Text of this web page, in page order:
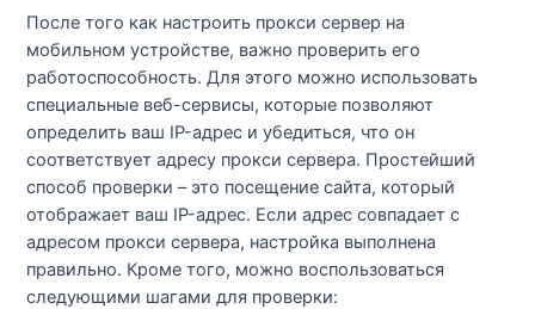
После того как настроить прокси сервер на
мобильном устройстве, важно проверить его
работоспособность. Для этого можно использовать
специальные веб-сервисы, которые позволяют
определить ваш IP-адрес и убедиться, что он
соответствует адресу прокси сервера. Простейший
способ проверки – это посещение сайта, который
отображает ваш IP-адрес. Если адрес совпадает с
адресом прокси сервера, настройка выполнена
правильно. Кроме того, можно воспользоваться
следующими шагами для проверки: